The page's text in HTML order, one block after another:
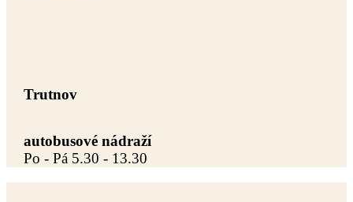
Trutnov
autobusové nádraží
Po - Pá 5.30 - 13.30